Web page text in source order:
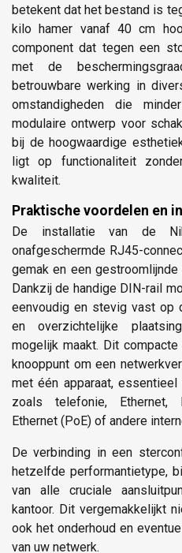
betekent dat het bestand is
kilo hamer vanaf 40 cm
component dat tegen een
met de
betrouwbare werking in
omstandigheden die
modulaire ontwerp voor
bij de hoogwaardige
ligt op functionaliteit
kwaliteit.
Praktische voordelen en
De installatie van de
onafgeschermde RJ45-
gemak en een
Dankzij de handige DIN-rail
eenvoudig en stevig vast op
en overzichtelijke
mogelijk maakt. Dit
knooppunt om een
met één apparaat,
zoals telefonie, Ethernet,
Ethernet (PoE) of andere
De verbinding in een
hetzelfde performantietype,
van alle cruciale
kantoor. Dit vergemakkelijkt
ook het onderhoud en
van uw netwerk.